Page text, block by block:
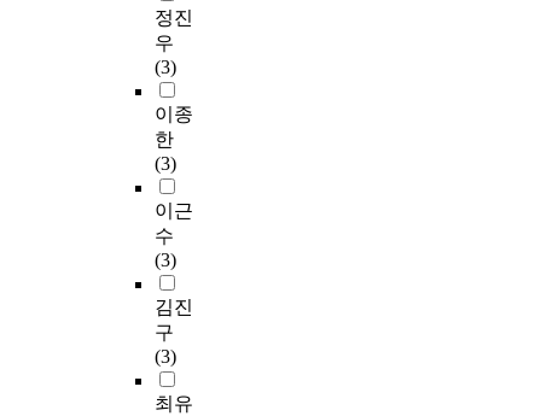
정진
우
(3)
이종
한
(3)
이근
수
(3)
김진
구
(3)
최유